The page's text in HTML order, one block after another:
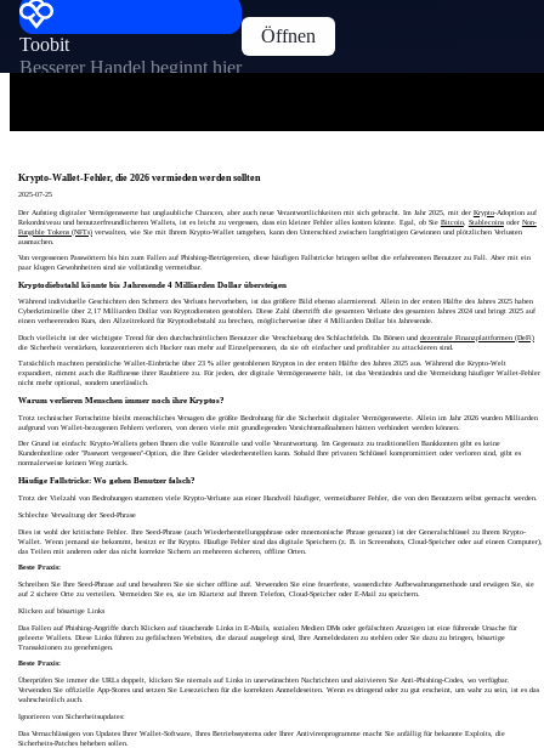
Toobit
Besserer Handel beginnt hier
Öffnen
Krypto-Wallet-Fehler, die 2026 vermieden werden sollten
2025-07-25
Der Aufstieg digitaler Vermögenswerte hat unglaubliche Chancen, aber auch neue Verantwortlichkeiten mit sich gebracht. Im Jahr 2025, mit der Krypto-Adoption auf
Rekordniveau und benutzerfreundlicheren Wallets, ist es leicht zu vergessen, dass ein kleiner Fehler alles kosten könnte. Egal, ob Sie Bitcoin, Stablecoinsoder Non-
Fungible Tokens (NFTs)verwalten, wie Sie mit Ihrem Krypto-Wallet umgehen, kann den Unterschied zwischen langfristigen Gewinnen und plötzlichen Verlusten
ausmachen.
Von vergessenen Passwörtern bis hin zum Fallen auf Phishing-Betrügereien, diese häufigen Fallstricke bringen selbst die erfahrensten Benutzer zu Fall. Aber mit ein
paar klugen Gewohnheiten sind sie vollständig vermeidbar.
Kryptodiebstahl könnte bis Jahresende 4 Milliarden Dollar übersteigen
Während individuelle Geschichten den Schmerz des Verlusts hervorheben, ist das größere Bild ebenso alarmierend. Allein in der ersten Hälfte des Jahres 2025 haben
Cyberkriminelle über 2,17 Milliarden Dollar von Kryptodiensten gestohlen. Diese Zahl übertrifft die gesamten Verluste des gesamten Jahres 2024 und bringt 2025 auf
einen verheerenden Kurs, den Allzeitrekord für Kryptodiebstahl zu brechen, möglicherweise über 4 Milliarden Dollar bis Jahresende.
Doch vielleicht ist der wichtigste Trend für den durchschnittlichen Benutzer die Verschiebung des Schlachtfelds. Da Börsen und dezentrale Finanzplattformen (DeFi)
die Sicherheit verstärken, konzentrieren sich Hacker nun mehr auf Einzelpersonen, da sie oft einfacher und profitabler zu attackieren sind.
Tatsächlich machten persönliche Wallet-Einbrüche über 23 % aller gestohlenen Kryptos in der ersten Hälfte des Jahres 2025 aus. Während die Krypto-Welt
expandiert, nimmt auch die Raffinesse ihrer Raubtiere zu. Für jeden, der digitale Vermögenswerte hält, ist das Verständnis und die Vermeidung häufiger Wallet-Fehler
nicht mehr optional, sondern unerlässlich.
Warum verlieren Menschen immer noch ihre Kryptos?
Trotz technischer Fortschritte bleibt menschliches Versagen die größte Bedrohung für die Sicherheit digitaler Vermögenswerte. Allein im Jahr 2026 wurden Milliarden
aufgrund von Wallet-bezogenen Fehlern verloren, von denen viele mit grundlegenden Vorsichtsmaßnahmen hätten verhindert werden können.
Der Grund ist einfach: Krypto-Wallets geben Ihnen die volle Kontrolle und volle Verantwortung. Im Gegensatz zu traditionellen Bankkonten gibt es keine
Kundenhotline oder "Passwort vergessen"-Option, die Ihre Gelder wiederherstellen kann. Sobald Ihre privaten Schlüssel kompromittiert oder verloren sind, gibt es
normalerweise keinen Weg zurück.
Häufige Fallstricke: Wo gehen Benutzer falsch?
Trotz der Vielzahl von Bedrohungen stammen viele Krypto-Verluste aus einer Handvoll häufiger, vermeidbarer Fehler, die von den Benutzern selbst gemacht werden.
Schlechte Verwaltung der Seed-Phrase
Dies ist wohl der kritischste Fehler. Ihre Seed-Phrase (auch Wiederherstellungsphrase oder mnemonische Phrase genannt) ist der Generalschlüssel zu Ihrem Krypto-
Wallet. Wenn jemand sie bekommt, besitzt er Ihr Krypto. Häufige Fehler sind das digitale Speichern (z. B. in Screenshots, Cloud-Speicher oder auf einem Computer),
das Teilen mit anderen oder das nicht korrekte Sichern an mehreren sicheren, offline Orten.
Beste Praxis:
Schreiben Sie Ihre Seed-Phrase auf und bewahren Sie sie sicher offline auf. Verwenden Sie eine feuerfeste, wasserdichte Aufbewahrungsmethode und erwägen Sie, sie
auf 2 sichere Orte zu verteilen. Vermeiden Sie es, sie im Klartext auf Ihrem Telefon, Cloud-Speicher oder E-Mail zu speichern.
Klicken auf bösartige Links
Das Fallen auf Phishing-Angriffe durch Klicken auf täuschende Links in E-Mails, sozialen Medien DMs oder gefälschten Anzeigen ist eine führende Ursache für
geleerte Wallets. Diese Links führen zu gefälschten Websites, die darauf ausgelegt sind, Ihre Anmeldedaten zu stehlen oder Sie dazu zu bringen, bösartige
Transaktionen zu genehmigen.
Beste Praxis:
Überprüfen Sie immer die URLs doppelt, klicken Sie niemals auf Links in unerwünschten Nachrichten und aktivieren Sie Anti-Phishing-Codes, wo verfügbar.
Verwenden Sie offizielle App-Stores und setzen Sie Lesezeichen für die korrekten Anmeldeseiten. Wenn es dringend oder zu gut erscheint, um wahr zu sein, ist es das
wahrscheinlich auch.
Ignorieren von Sicherheitsupdates:
Das Vernachlässigen von Updates Ihrer Wallet-Software, Ihres Betriebssystems oder Ihrer Antivirenprogramme macht Sie anfällig für bekannte Exploits, die
Sicherheits-Patches beheben sollen.